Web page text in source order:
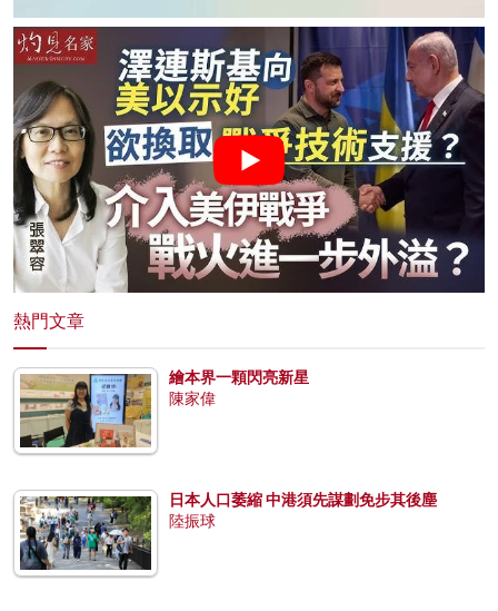
熱門文章
繪本界一顆閃亮新星
陳家偉
日本人口萎縮 中港須先謀劃免步其後塵
陸振球